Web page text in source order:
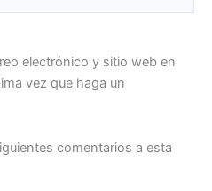
electrónico y sitio web en
vez que haga un
comentarios a esta